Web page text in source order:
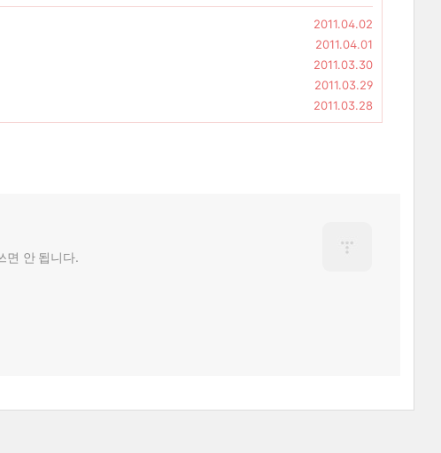
2011.04.02
2011.04.01
2011.03.30
2011.03.29
2011.03.28
면 안 됩니다.